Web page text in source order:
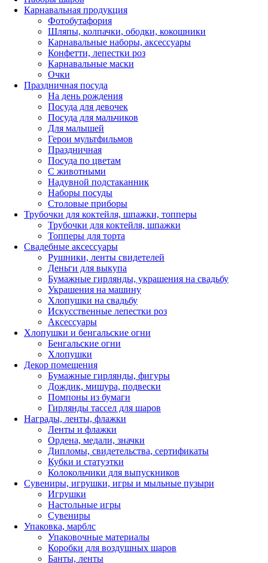
Карнавальная продукция
Фотобутафория
Шляпы, колпачки, ободки, кокошники
Карнавальные наборы, аксессуары
Конфетти, лепестки роз
Карнавальные маски
Очки
Праздничная посуда
На день рождения
Посуда для девочек
Посуда для мальчиков
Для малышей
Герои мультфильмов
Праздничная
Посуда по цветам
С животными
Надувной подстаканник
Наборы посуды
Столовые приборы
Трубочки для коктейля, шпажки, топперы
Трубочки для коктейля, шпажки
Топперы для торта
Свадебные аксессуары
Рушники, ленты свидетелей
Деньги для выкупа
Бумажные гирлянды, украшения на свадьбу
Украшения на машину
Хлопушки на свадьбу
Искусственные лепестки роз
Аксессуары
Хлопушки и бенгальские огни
Бенгальские огни
Хлопушки
Декор помещения
Бумажные гирлянды, фигуры
Дождик, мишура, подвески
Помпоны из бумаги
Гирлянды тассел для шаров
Награды, ленты, флажки
Ленты и флажки
Ордена, медали, значки
Дипломы, свидетельства, сертификаты
Кубки и статуэтки
Колокольчики для выпускников
Сувениры, игрушки, игры и мыльные пузыри
Игрушки
Настольные игры
Сувениры
Упаковка, марблс
Упаковочные материалы
Коробки для воздушных шаров
Банты, ленты